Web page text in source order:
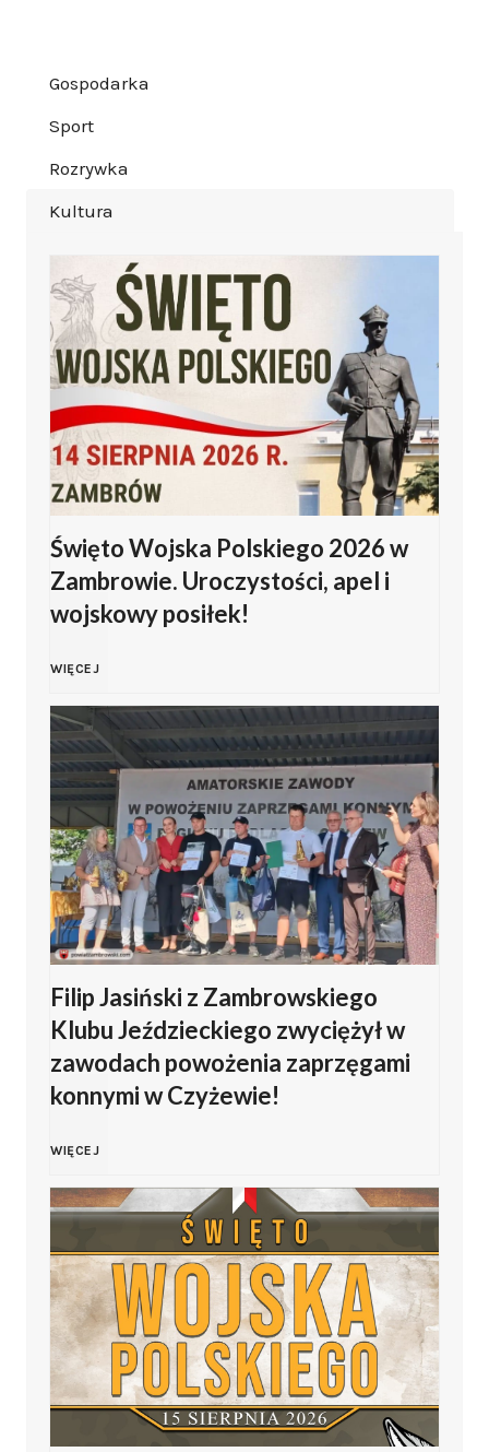
Gospodarka
Sport
Rozrywka
Kultura
Święto Wojska Polskiego 2026 w
Zambrowie. Uroczystości, apel i
wojskowy posiłek!
WIĘCEJŚ
w
i
ę
t
o
W
j
k
a
P
Filip Jasiński z Zambrowskiego
Klubu Jeździeckiego zwyciężył w
zawodach powożenia zaprzęgami
konnymi w Czyżewie!
WIĘCEJF
i
l
p